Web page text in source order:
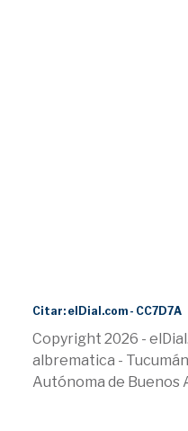
Citar: elDial.com - CC7D7A
Copyright 2026 -
albrematica -
Autónoma de Buenos